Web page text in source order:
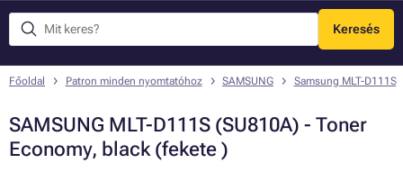
Keresés
Menü
Főoldal Patron minden nyomtatóhoz SAMSUNG Samsung MLT-D111S
SAMSUNG MLT-D111S (SU810A) - Toner
Economy, black (fekete )